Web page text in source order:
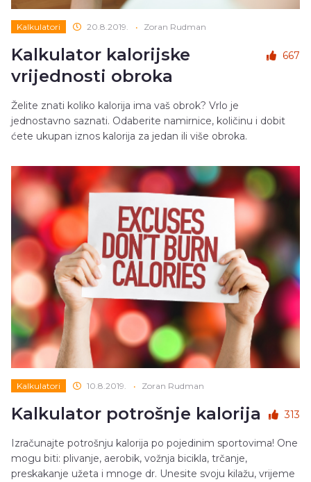
Kalkulatori 20.8.2019. • Zoran Rudman
Kalkulator kalorijske
vrijednosti obroka
667
Želite znati koliko kalorija ima vaš obrok? Vrlo je
jednostavno saznati. Odaberite namirnice, količinu i dobit
ćete ukupan iznos kalorija za jedan ili više obroka.
Kalkulatori 10.8.2019. • Zoran Rudman
Kalkulator potrošnje kalorija 313
Izračunajte potrošnju kalorija po pojedinim sportovima! One
mogu biti: plivanje, aerobik, vožnja bicikla, trčanje,
preskakanje užeta i mnoge dr. Unesite svoju kilažu, vrijeme